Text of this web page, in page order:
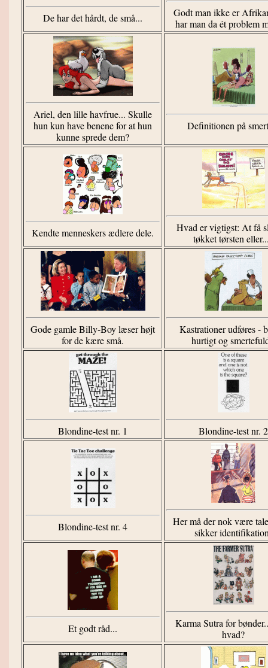
De har det hårdt, de små...
Godt man ikke er
har man da ét problem
Ariel, den lille havfrue... Skulle
hun kun have benene for at hun
kunne sprede dem?
Definitionen på
Kendte menneskers ædlere dele.
Hvad er vigtigst: At få
tøkket tørsten
Gode gamle Billy-Boy læser højt
for de kære små.
Kastrationer udføres -
hurtigt og
Blondine-test nr. 1 Blondine-test nr. 2
Blondine-test nr. 4
Her må der nok være
sikker
Et godt råd...
Karma Sutra for
hvad?